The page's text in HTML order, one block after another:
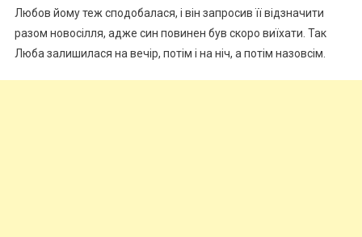
Любов йому теж сподобалася, і він запросив її відзначити
разом новосілля, адже син повинен був скоро виїхати. Так
Люба залишилася на вечір, потім і на ніч, а потім назовсім.